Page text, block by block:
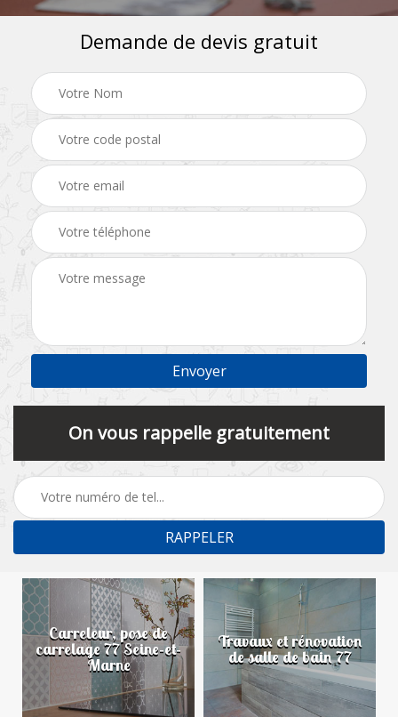
Demande de devis gratuit
On vous rappelle gratuitement
Carreleur, pose de
carrelage 77 Seine-et-
Marne
Travaux et rénovation
de salle de bain 77